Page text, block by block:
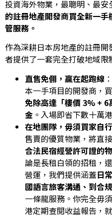
投資海外物業，最聰明、最安
的註冊地產開發商買全新一
管服務。
作為深耕日本房地產的註冊開
者提供了一套完全打破地域限
直售免佣，贏在起跑線
本一手項目的開發商，
免除高達「樓價 3% + 6
金 。入場即省下數十萬
在地團隊，毋須買家自
售賣的優質物業，將直
合法民宿經營許可證的
論是長租白領的招租，
營運，我們提供涵蓋日
國語言旅客溝通、到合
一條龍服務。你完全毋
港定期查閱收益報告，